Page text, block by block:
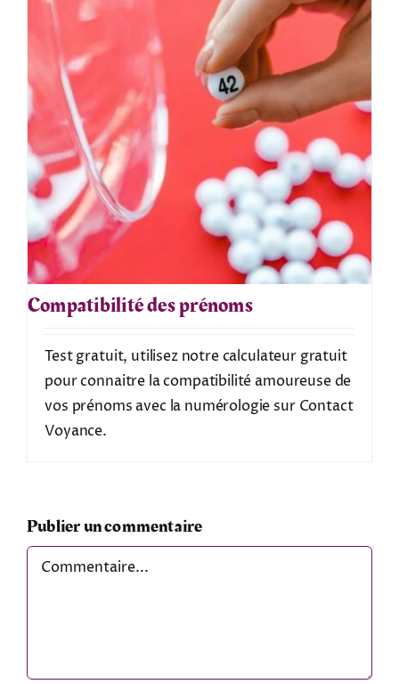
Compatibilité des prénoms
Test gratuit, utilisez notre calculateur gratuit
pour connaitre la compatibilité amoureuse de
vos prénoms avec la numérologie sur Contact
Voyance.
Publier un commentaire
Comment